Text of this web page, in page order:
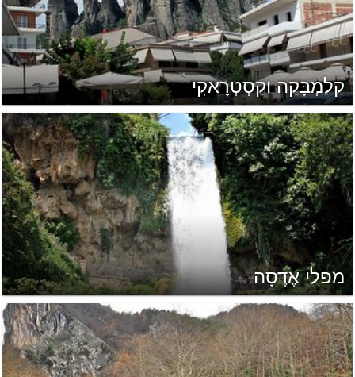
קַלַמְבָּקַה וקַסְטְרָאקִי
מפלי אֶדֶסָה